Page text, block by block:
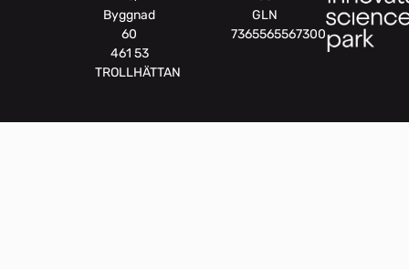
Byggnad
60
461 53
TROLLHÄTTAN
GLN
7365565567300